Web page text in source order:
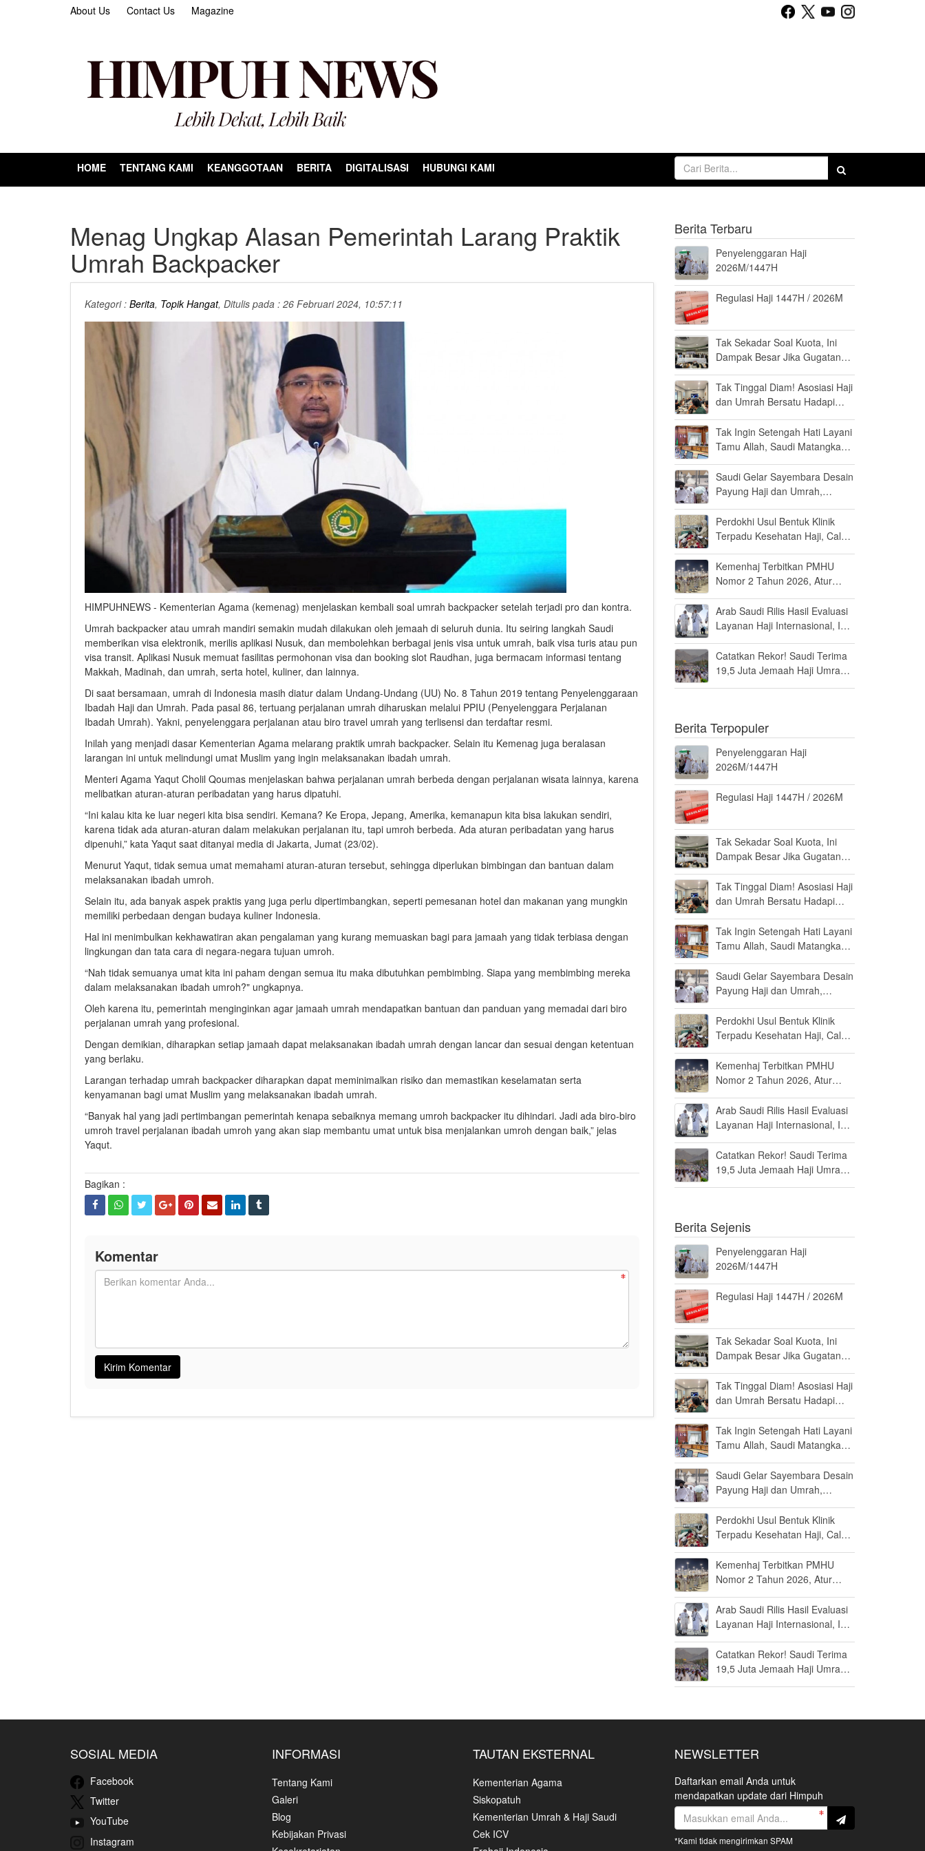
About Us Contact Us Magazine
HOME TENTANG KAMI KEANGGOTAAN BERITA DIGITALISASI HUBUNGI KAMI
Menag Ungkap Alasan Pemerintah Larang Praktik
Umrah Backpacker
Kategori : Berita, Topik Hangat, Ditulis pada : 26 Februari 2024, 10:57:11
HIMPUHNEWS - Kementerian Agama (kemenag) menjelaskan kembali soal umrah backpacker setelah terjadi pro dan kontra.
Umrah backpacker atau umrah mandiri semakin mudah dilakukan oleh jemaah di seluruh dunia. Itu seiring langkah Saudi
memberikan visa elektronik, merilis aplikasi Nusuk, dan membolehkan berbagai jenis visa untuk umrah, baik visa turis atau pun
visa transit. Aplikasi Nusuk memuat fasilitas permohonan visa dan booking slot Raudhan, juga bermacam informasi tentang
Makkah, Madinah, dan umrah, serta hotel, kuliner, dan lainnya.
Di saat bersamaan, umrah di Indonesia masih diatur dalam Undang-Undang (UU) No. 8 Tahun 2019 tentang Penyelenggaraan
Ibadah Haji dan Umrah. Pada pasal 86, tertuang perjalanan umrah diharuskan melalui PPIU (Penyelenggara Perjalanan
Ibadah Umrah). Yakni, penyelenggara perjalanan atau biro travel umrah yang terlisensi dan terdaftar resmi.
Inilah yang menjadi dasar Kementerian Agama melarang praktik umrah backpacker. Selain itu Kemenag juga beralasan
larangan ini untuk melindungi umat Muslim yang ingin melaksanakan ibadah umrah.
Menteri Agama Yaqut Cholil Qoumas menjelaskan bahwa perjalanan umrah berbeda dengan perjalanan wisata lainnya, karena
melibatkan aturan-aturan peribadatan yang harus dipatuhi.
“Ini kalau kita ke luar negeri kita bisa sendiri. Kemana? Ke Eropa, Jepang, Amerika, kemanapun kita bisa lakukan sendiri,
karena tidak ada aturan-aturan dalam melakukan perjalanan itu, tapi umroh berbeda. Ada aturan peribadatan yang harus
dipenuhi,” kata Yaqut saat ditanyai media di Jakarta, Jumat (23/02).
Menurut Yaqut, tidak semua umat memahami aturan-aturan tersebut, sehingga diperlukan bimbingan dan bantuan dalam
melaksanakan ibadah umroh.
Selain itu, ada banyak aspek praktis yang juga perlu dipertimbangkan, seperti pemesanan hotel dan makanan yang mungkin
memiliki perbedaan dengan budaya kuliner Indonesia.
Hal ini menimbulkan kekhawatiran akan pengalaman yang kurang memuaskan bagi para jamaah yang tidak terbiasa dengan
lingkungan dan tata cara di negara-negara tujuan umroh.
“Nah tidak semuanya umat kita ini paham dengan semua itu maka dibutuhkan pembimbing. Siapa yang membimbing mereka
dalam melaksanakan ibadah umroh?" ungkapnya.
Oleh karena itu, pemerintah menginginkan agar jamaah umrah mendapatkan bantuan dan panduan yang memadai dari biro
perjalanan umrah yang profesional.
Dengan demikian, diharapkan setiap jamaah dapat melaksanakan ibadah umrah dengan lancar dan sesuai dengan ketentuan
yang berlaku.
Larangan terhadap umrah backpacker diharapkan dapat meminimalkan risiko dan memastikan keselamatan serta
kenyamanan bagi umat Muslim yang melaksanakan ibadah umrah.
“Banyak hal yang jadi pertimbangan pemerintah kenapa sebaiknya memang umroh backpacker itu dihindari. Jadi ada biro-biro
umroh travel perjalanan ibadah umroh yang akan siap membantu umat untuk bisa menjalankan umroh dengan baik,” jelas
Yaqut.
Bagikan :
Komentar
Berita Terbaru
Penyelenggaran Haji
2026M/1447H
Regulasi Haji 1447H / 2026M
Tak Sekadar Soal Kuota, Ini
Dampak Besar Jika Gugatan
Tak Tinggal Diam! Asosiasi Haji
dan Umrah Bersatu Hadapi
Persen di MK
Tak Ingin Setengah Hati Layani
Tamu Allah, Saudi Matangkan
Saudi Gelar Sayembara Desain
Payung Haji dan Umrah,
Berpartisipasi
Perdokhi Usul Bentuk Klinik
Terpadu Kesehatan Haji, Calon
Fit to Fly
Kemenhaj Terbitkan PMHU
Nomor 2 Tahun 2026, Atur
Umrah
Arab Saudi Rilis Hasil Evaluasi
Layanan Haji Internasional, Ini
Catatkan Rekor! Saudi Terima
19,5 Juta Jemaah Haji Umrah
Berita Terpopuler
Penyelenggaran Haji
2026M/1447H
Regulasi Haji 1447H / 2026M
Tak Sekadar Soal Kuota, Ini
Dampak Besar Jika Gugatan
Tak Tinggal Diam! Asosiasi Haji
dan Umrah Bersatu Hadapi
Persen di MK
Tak Ingin Setengah Hati Layani
Tamu Allah, Saudi Matangkan
Saudi Gelar Sayembara Desain
Payung Haji dan Umrah,
Berpartisipasi
Perdokhi Usul Bentuk Klinik
Terpadu Kesehatan Haji, Calon
Fit to Fly
Kemenhaj Terbitkan PMHU
Nomor 2 Tahun 2026, Atur
Umrah
Arab Saudi Rilis Hasil Evaluasi
Layanan Haji Internasional, Ini
Catatkan Rekor! Saudi Terima
19,5 Juta Jemaah Haji Umrah
Berita Sejenis
Penyelenggaran Haji
2026M/1447H
Regulasi Haji 1447H / 2026M
Tak Sekadar Soal Kuota, Ini
Dampak Besar Jika Gugatan
Tak Tinggal Diam! Asosiasi Haji
dan Umrah Bersatu Hadapi
Persen di MK
Tak Ingin Setengah Hati Layani
Tamu Allah, Saudi Matangkan
Saudi Gelar Sayembara Desain
Payung Haji dan Umrah,
Berpartisipasi
Perdokhi Usul Bentuk Klinik
Terpadu Kesehatan Haji, Calon
Fit to Fly
Kemenhaj Terbitkan PMHU
Nomor 2 Tahun 2026, Atur
Umrah
Arab Saudi Rilis Hasil Evaluasi
Layanan Haji Internasional, Ini
Catatkan Rekor! Saudi Terima
19,5 Juta Jemaah Haji Umrah
SOSIAL MEDIA
Facebook
Twitter
YouTube
Instagram
INFORMASI
Tentang Kami
Galeri
Blog
Kebijakan Privasi
TAUTAN EKSTERNAL
Kementerian Agama
Siskopatuh
Kementerian Umrah & Haji Saudi
Cek ICV
NEWSLETTER
Daftarkan email Anda untuk
mendapatkan update dari Himpuh
*Kami tidak mengirimkan SPAM